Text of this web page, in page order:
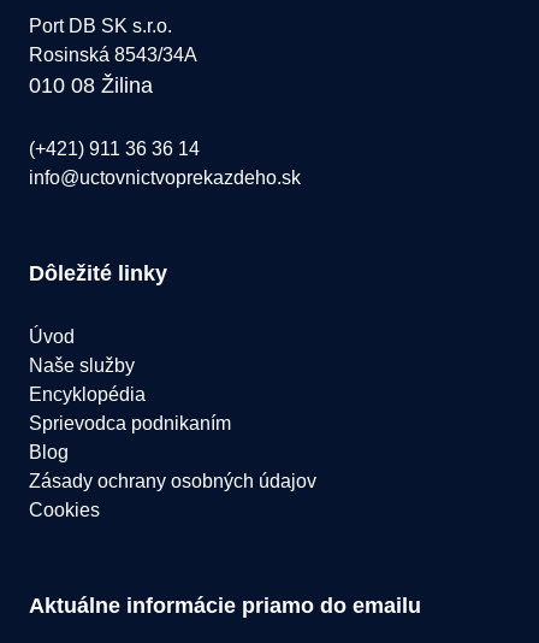
Port DB SK s.r.o.
Rosinská 8543/34A
010 08 Žilina
(+421) 911 36 36 14
info@uctovnictvoprekazdeho.sk
Dôležité linky
Úvod
Naše služby
Encyklopédia
Sprievodca podnikaním
Blog
Zásady ochrany osobných údajov
Cookies
Aktuálne informácie priamo do emailu